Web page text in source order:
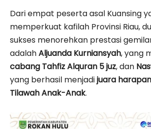
Dari empat peserta asal Kuansing
memperkuat kafilah Provinsi Riau,
sukses menorehkan prestasi
adalahAljuanda Kurniansyah, yang
cabang Tahfiz Alquran 5 juz, dan
yang berhasil menjadijuara
Tilawah Anak-Anak.